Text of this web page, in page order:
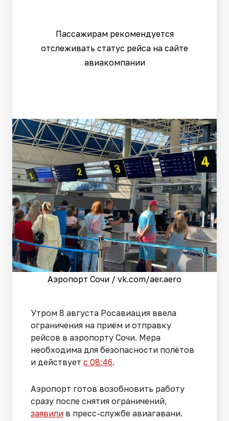
Пассажирам рекомендуется
отслеживать статус рейса на сайте
авиакомпании
Аэропорт Сочи / vk.com/aer.aero
Утром 8 августа Росавиация ввела
ограничения на приём и отправку
рейсов в аэропорту Сочи. Мера
необходима для безопасности полётов
и действует с 08:46.
Аэропорт готов возобновить работу
сразу после снятия ограничений,
заявили в пресс-службе авиагавани.